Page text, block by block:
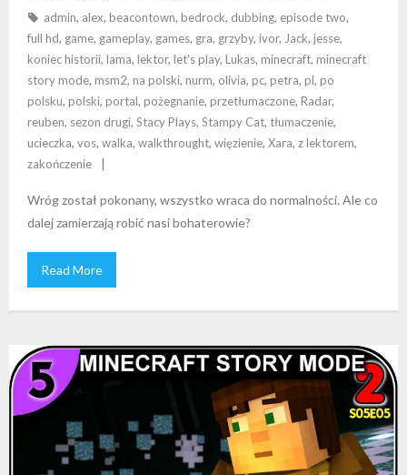
admin, alex, beacontown, bedrock, dubbing, episode two,
full hd, game, gameplay, games, gra, grzyby, ivor, Jack, jesse,
koniec historii, lama, lektor, let's play, Lukas, minecraft, minecraft
story mode, msm2, na polski, nurm, olivia, pc, petra, pl, po
polsku, polski, portal, pożegnanie, przetłumaczone, Radar,
reuben, sezon drugi, Stacy Plays, Stampy Cat, tłumaczenie,
ucieczka, vos, walka, walkthrought, więzienie, Xara, z lektorem,
zakończenie
Wróg został pokonany, wszystko wraca do normalności. Ale co
dalej zamierzają robić nasi bohaterowie?
Read More